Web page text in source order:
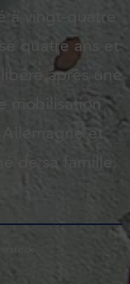
à vingt-quatre
quatre ans et
après une
mobilisation
et
de sa famille.